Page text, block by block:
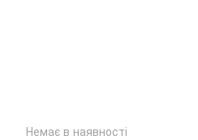
Немає в наявності